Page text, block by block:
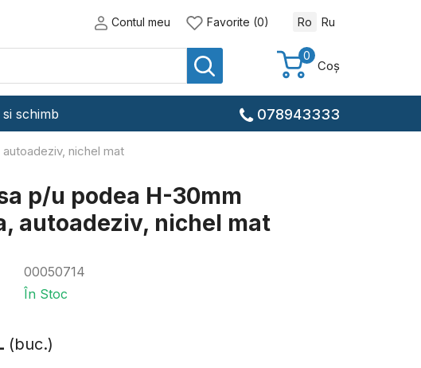
Contul meu Favorite (0) Ro Ru
0
Coș
schimb 078943333
nichel mat
p/u podea H-30mm
autoadeziv, nichel mat
00050714
În Stoc
(buc.)